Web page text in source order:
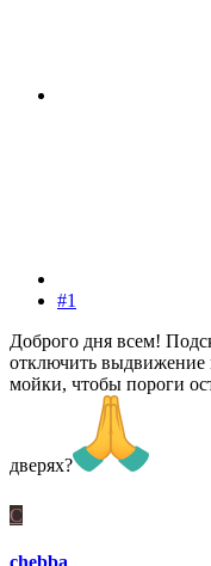
#1
Доброго дня всем!
отключить выдвижение
мойки, чтобы пороги
дверях?
C